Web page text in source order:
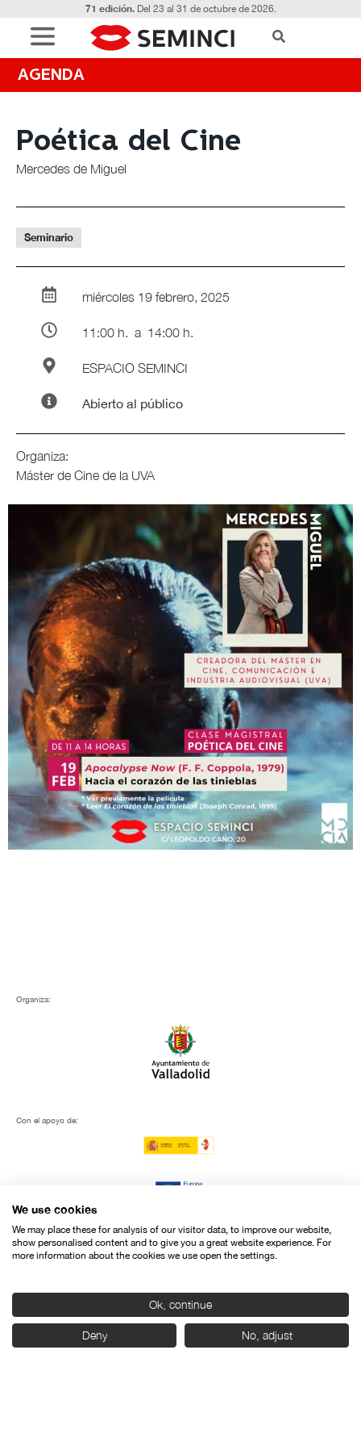
71 edición.Del 23 al 31 de octubre de 2026.
AGENDA
Poética del Cine
Mercedes de Miguel
Seminario
miércoles 19 febrero, 2025
11:00 h. a 14:00 h.
ESPACIO SEMINCI
Abierto al público
Organiza:
Máster de Cine de la UVA
Organiza:
Con el apoyo de:
We use cookies
We may place these for analysis of our visitor data, to improve our website,
show personalised content and to give you a great website experience. For
more information about the cookies we use open the settings.
Ok, continue
Deny No, adjust